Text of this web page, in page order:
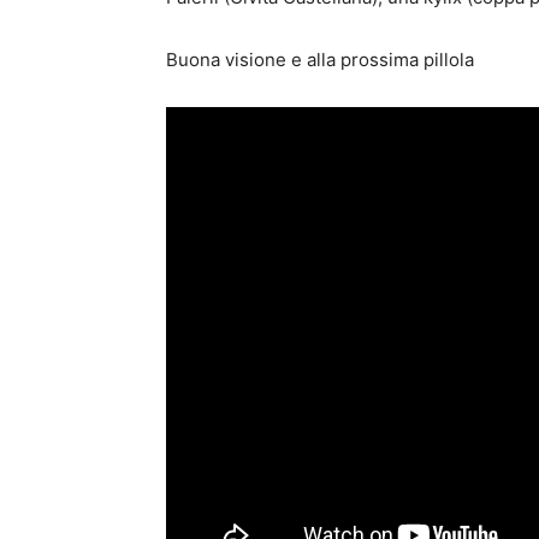
Buona visione e alla prossima pillola